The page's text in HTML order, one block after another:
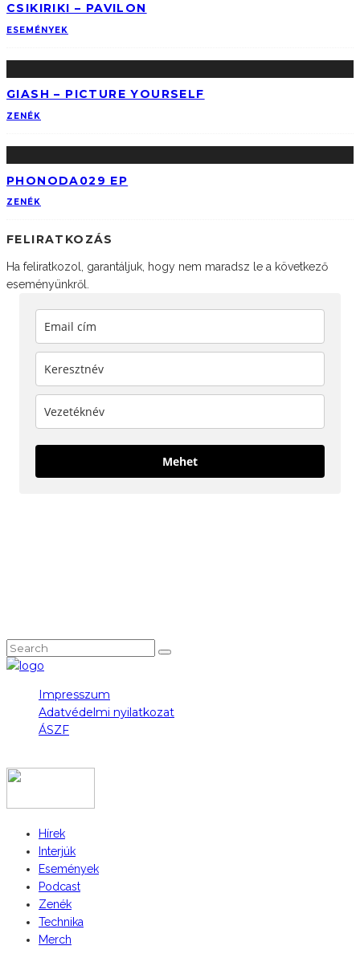
CSIKIRIKI – PAVILON
ESEMÉNYEK
GIASH – PICTURE YOURSELF
ZENÉK
PHONODA029 EP
ZENÉK
FELIRATKOZÁS
Ha feliratkozol, garantáljuk, hogy nem maradsz le a következő
eseményünkről.
Mehet
Impresszum
Adatvédelmi nyilatkozat
ÁSZF
Hírek
Interjúk
Események
Podcast
Zenék
Technika
Merch